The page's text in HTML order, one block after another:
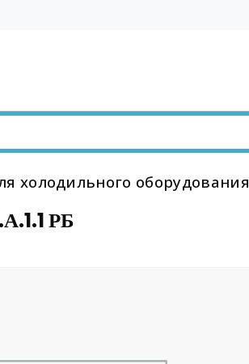
холодильного оборудования
РБ